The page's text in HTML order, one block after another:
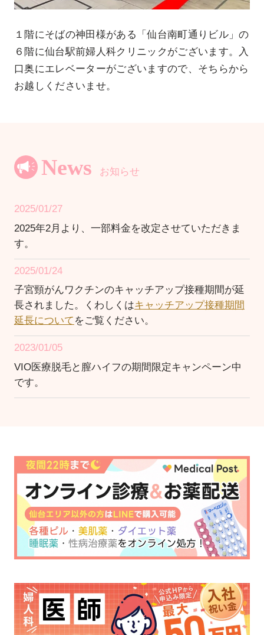
１階にそばの神田様がある「仙台南町通りビル」の
６階に仙台駅前婦人科クリニックがございます。入
口奥にエレベーターがございますので、そちらから
お越しくださいませ。
News お知らせ
2025/01/27
2025年2月より、一部料金を改定させていただきま
す。
2025/01/24
子宮頸がんワクチンのキャッチアップ接種期間が延
長されました。くわしくはキャッチアップ接種期間
延長について をご覧ください。
2023/01/05
VIO医療脱毛と膣ハイフの期間限定キャンペーン中
です。